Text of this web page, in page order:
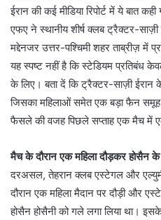
ईरान की कई मीडिया रिपोर्ट में ये बात
एफए ने स्थानीय शीर्ष क्लब ट्रैक्टर-
मद्देनजर उत्तर-पश्चिमी शहर ताब्रीज़ में
यह स्पष्ट नहीं है कि स्टेडियम प्रतिबंध
के लिए। बता दें कि ट्रैक्टर-साज़ी
जिसका महिलाओं समेत एक बड़ा फैन समूह
फैसले की वजह पिछले सप्ताह एक मैच में
मैच के दौरान एक महिला दौड़कर होसैन
दरअसल, तेहरान क्लब एस्टेगल और
दौरान एक महिला मैदान पर दौड़ी और
होसैन होसैनी को गले लगा लिया था।